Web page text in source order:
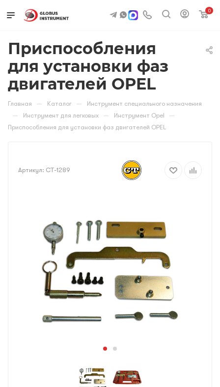
0
Приспособления
для установки фаз
двигателей OPEL
Главная — Каталог — Инструмент специального назначения
— Инструмент для легковых — Инструмент Opel —
Приспособления для установки фаз двигателей OPEL
Артикул: CT-1289